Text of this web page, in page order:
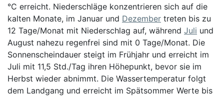
°C erreicht. Niederschläge konzentrieren sich auf die
kalten Monate, im Januar und Dezember treten bis zu
12 Tage/Monat mit Niederschlag auf, während Juli und
August nahezu regenfrei sind mit 0 Tage/Monat. Die
Sonnenscheindauer steigt im Frühjahr und erreicht im
Juli mit 11,5 Std./Tag ihren Höhepunkt, bevor sie im
Herbst wieder abnimmt. Die Wassertemperatur folgt
dem Landgang und erreicht im Spätsommer Werte bis